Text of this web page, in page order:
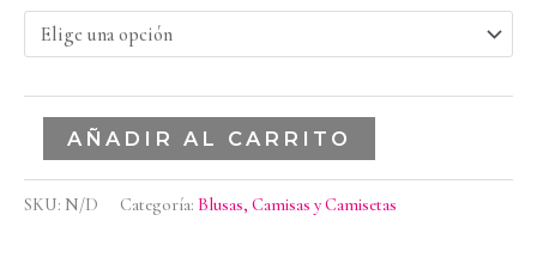
AÑADIR AL CARRITO
SKU: N/D Categoría: Blusas, Camisas y Camisetas